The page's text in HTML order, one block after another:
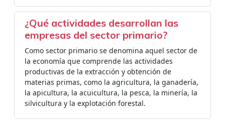
¿Qué actividades desarrollan las
empresas del sector primario?
Como sector primario se denomina aquel sector de
la economía que comprende las actividades
productivas de la extracción y obtención de
materias primas, como la agricultura, la ganadería,
la apicultura, la acuicultura, la pesca, la minería, la
silvicultura y la explotación forestal.